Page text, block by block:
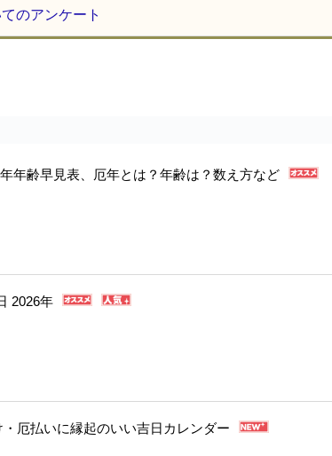
のアンケート
年年齢早見表、厄年とは？年齢は？数え方など
2026年
厄払いに縁起のいい吉日カレンダー